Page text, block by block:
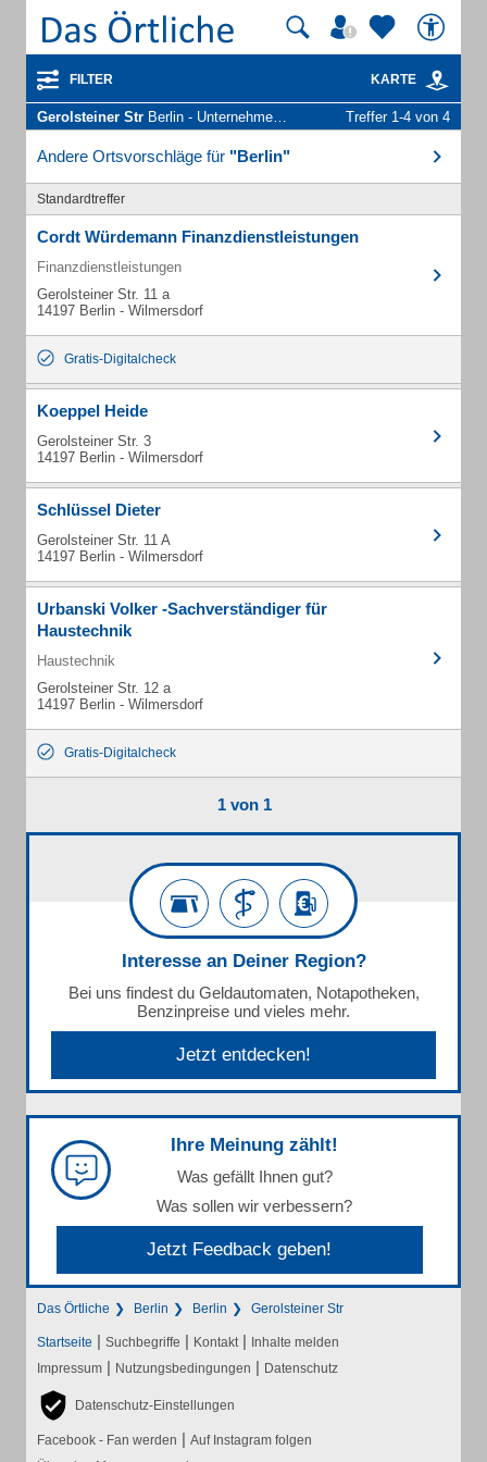
FILTER KARTE
Gerolsteiner Str Berlin - Unternehmen und Personen Treffer 1-4 von 4
Andere Ortsvorschläge für "Berlin"
Standardtreffer
Cordt Würdemann Finanzdienstleistungen
Finanzdienstleistungen
Gerolsteiner Str. 11 a
14197 Berlin - Wilmersdorf
Gratis-Digitalcheck
Koeppel Heide
Gerolsteiner Str. 3
14197 Berlin - Wilmersdorf
Schlüssel Dieter
Gerolsteiner Str. 11 A
14197 Berlin - Wilmersdorf
Urbanski Volker -Sachverständiger für
Haustechnik
Haustechnik
Gerolsteiner Str. 12 a
14197 Berlin - Wilmersdorf
Gratis-Digitalcheck
1 von 1
Interesse an Deiner Region?
Bei uns findest du Geldautomaten, Notapotheken,
Benzinpreise und vieles mehr.
Jetzt entdecken!
Ihre Meinung zählt!
Was gefällt Ihnen gut?
Was sollen wir verbessern?
Jetzt Feedback geben!
Das Örtliche Berlin Berlin Gerolsteiner Str
Startseite | Suchbegriffe | Kontakt | Inhalte melden
Impressum | Nutzungsbedingungen | Datenschutz
Datenschutz-Einstellungen
Facebook - Fan werden | Auf Instagram folgen